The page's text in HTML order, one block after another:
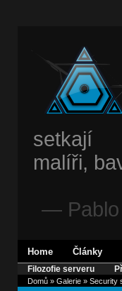
setkají
malíři,
— Pablo
Home Články
Filozofie serveru
Domů» Galerie» Security